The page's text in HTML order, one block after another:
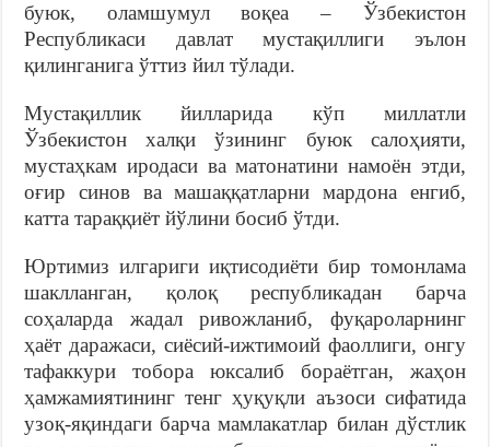
буюк, оламшумул воқеа – Ўзбекистон
Республикаси давлат мустақиллиги эълон
қилинганига ўттиз йил тўлади.
Мустақиллик йилларида кўп миллатли
Ўзбекистон халқи ўзининг буюк салоҳияти,
мустаҳкам иродаси ва матонатини намоён этди,
оғир синов ва машаққатларни мардона енгиб,
катта тараққиёт йўлини босиб ўтди.
Юртимиз илгариги иқтисодиёти бир томонлама
шаклланган, қолоқ республикадан барча
соҳаларда жадал ривожланиб, фуқароларнинг
ҳаёт даражаси, сиёсий-ижтимоий фаоллиги, онгу
тафаккури тобора юксалиб бораётган, жаҳон
ҳамжамиятининг тенг ҳуқуқли аъзоси сифатида
узоқ-яқиндаги барча мамлакатлар билан дўстлик